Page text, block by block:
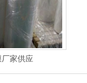
家供应